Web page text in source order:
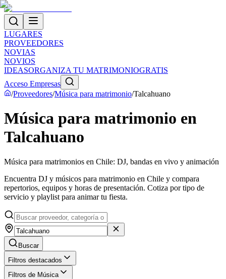
LUGARES
PROVEEDORES
NOVIAS
NOVIOS
IDEASORGANIZA TU MATRIMONIOGRATIS
Acceso Empresas
/Proveedores/Música para matrimonio/Talcahuano
Música para matrimonio en
Talcahuano
Música para matrimonios en Chile: DJ, bandas en vivo y animación
Encuentra DJ y músicos para matrimonio en Chile y compara
repertorios, equipos y horas de presentación. Cotiza por tipo de
servicio y playlist para animar tu fiesta.
Buscar
Filtros destacados
Filtros de Música